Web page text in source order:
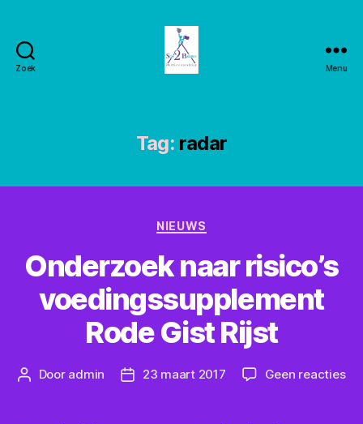
Zoek Menu
Tag: radar
Categorieën
NIEUWS
Onderzoek naar risico’s
voedingssupplement
Rode Gist Rijst
Berichtauteur
Door admin Berichtdatum
23 maart 2017 Geen reactiesop